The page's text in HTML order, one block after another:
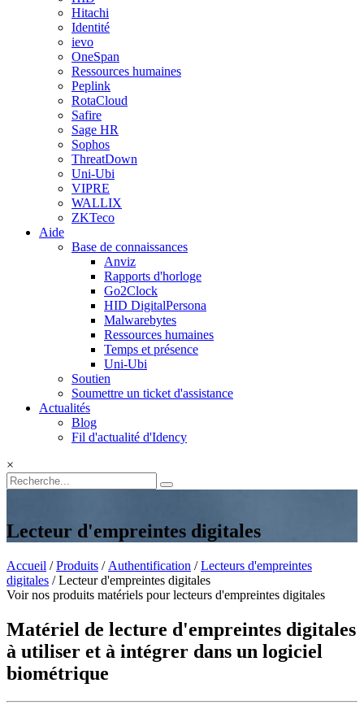
Hitachi
Identité
ievo
OneSpan
Ressources humaines
Peplink
RotaCloud
Safire
Sage HR
Sophos
ThreatDown
Uni-Ubi
VIPRE
WALLIX
ZKTeco
Aide
Base de connaissances
Anviz
Rapports d'horloge
Go2Clock
HID DigitalPersona
Malwarebytes
Ressources humaines
Temps et présence
Uni-Ubi
Soutien
Soumettre un ticket d'assistance
Actualités
Blog
Fil d'actualité d'Idency
×
Lecteur d'empreintes digitales
Accueil /Produits / Authentification /Lecteurs d'empreintes
digitales / Lecteur d'empreintes digitales
Voir nos produits matériels pour lecteurs d'empreintes digitales
Matériel de lecture d'empreintes digitales
à utiliser et à intégrer dans un logiciel
biométrique